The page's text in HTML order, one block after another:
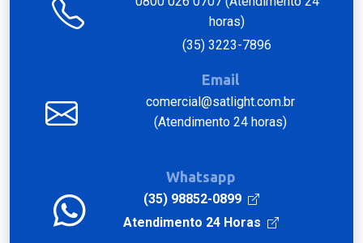
horas)
(35) 3223-7896
Email
comercial@satlight.com.br
(Atendimento 24 horas)
Whatsapp
(35) 98852-0899
Atendimento 24 Horas